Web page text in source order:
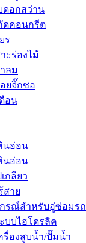
ดอกสว่าน
ดคอนกรีต
ร
ะร่องไม้
ลม
อยจิ๊กซอ
ดือน
นอ่อน
นอ่อน
กลียว
สาย
รณ์สำหรับอู่ซ่อมรถ
บบไฮโดรลิค
รื่องสูบน้ำ/ปั๊มน้ำ